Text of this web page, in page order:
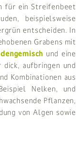
für ein Streifenbeet
beispielsweise
entscheiden. In
Grabens mit
und eine
aufbringen und
Kombinationen aus
Nelken, und
Pflanzen,
von Algen sowie